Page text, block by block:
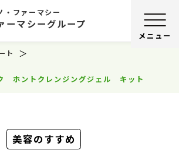
・ファーマシー
ーマシーグループ
ト
ホントクレンジングジェル キット
美容のすすめ